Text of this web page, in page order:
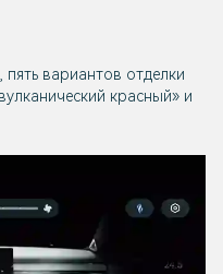
пять вариантов отделки
красный» и